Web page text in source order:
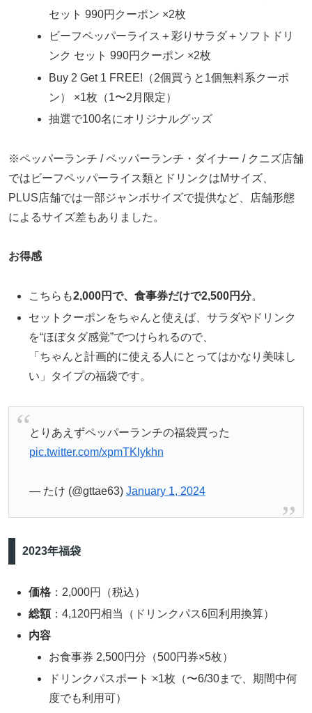
セット 990円クーポン ×2枚
ビーフペッパーライス＋彩りサラダ＋ソフトドリ
ンク セット 990円クーポン ×2枚
Buy 2 Get 1 FREE!（2個買うと1個無料系クーポ
ン） ×1枚（1〜2月限定）
抽選で100名にオリジナルグッズ
※ペッパーランチ / ペッパーランチ・ダイナー / クニズ店舗
ではビーフペッパーライス類とドリンクはMサイズ、
PLUS店舗では一部ジャンボサイズで提供など、店舗形態
によるサイズ差もありました。
お得感
こちらも2,000円で、食事券だけで2,500円分。
セットクーポンをちゃんと使えば、サラダやドリンク
を“ほぼタダ感覚”でつけられるので、
「ちゃんと計画的に使える人にとってはかなり美味し
い」タイプの福袋です。
とりあえずペッパーランチの福袋買った
pic.twitter.com/xpmTKlykhn
— たけ (@gttae63) January 1, 2024
2023年福袋
価格 ：2,000円（税込）
総額：4,120円相当（ドリンクパス6回利用換算）
内容
お食事券 2,500円分（500円券×5枚）
ドリンクパスポート ×1枚（〜6/30まで、期間中何
度でも利用可）